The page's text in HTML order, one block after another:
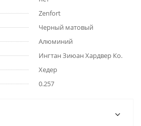
Zenfort
Черный матовый
Алюминий
Ингтан Зиюан Хардвер Ко.
Хедер
0.257